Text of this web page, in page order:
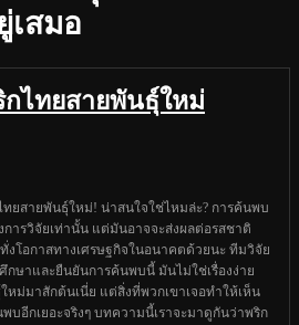
เสมอ
ไทยสายพันธุ์ใหม่
ยสายพันธุ์ใหม่! น่าสนใจใช่ไหมล่ะ? การค้นพบ
การวิจัยเท่านั้น แต่มันอาจจะส่งผลต่อรสชาติ
งโอกาสทางเศรษฐกิจในอนาคตด้วยนะ ทีมวิจัย
กษาและยืนยันการค้นพบนี้ มันไม่ใช่เรื่องง่าย
หม่มาสักต้นเนี่ย แต่สิ่งที่พวกเขาเจอทำให้เห็น
บอีกเยอะจริงๆ บทความนี้เราจะมาดูกันว่าพริก